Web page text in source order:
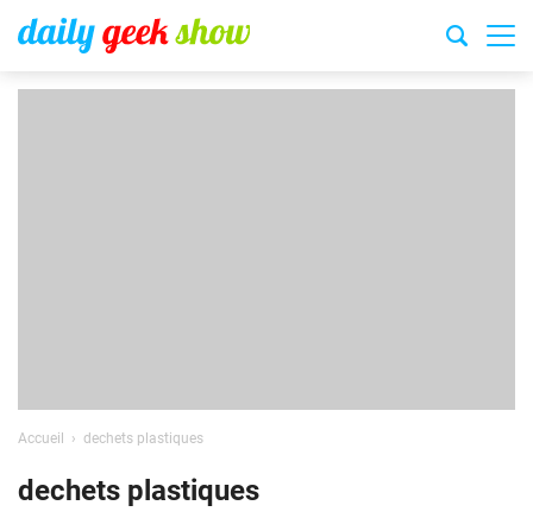
Accueil dechets plastiques
dechets plastiques